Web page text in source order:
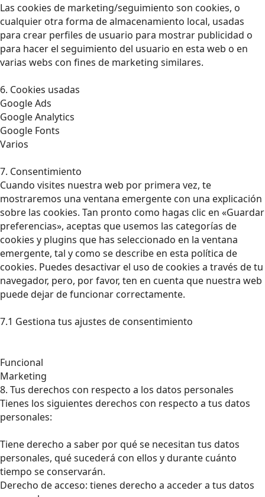
Las cookies de marketing/seguimiento son cookies, o
cualquier otra forma de almacenamiento local, usadas
para crear perfiles de usuario para mostrar publicidad o
para hacer el seguimiento del usuario en esta web o en
varias webs con fines de marketing similares.
6. Cookies usadas
Google Ads
Google Analytics
Google Fonts
Varios
7. Consentimiento
Cuando visites nuestra web por primera vez, te
mostraremos una ventana emergente con una explicación
sobre las cookies. Tan pronto como hagas clic en «Guardar
preferencias», aceptas que usemos las categorías de
cookies y plugins que has seleccionado en la ventana
emergente, tal y como se describe en esta política de
cookies. Puedes desactivar el uso de cookies a través de tu
navegador, pero, por favor, ten en cuenta que nuestra web
puede dejar de funcionar correctamente.
7.1 Gestiona tus ajustes de consentimiento
Funcional
Marketing
8. Tus derechos con respecto a los datos personales
Tienes los siguientes derechos con respecto a tus datos
personales:
Tiene derecho a saber por qué se necesitan tus datos
personales, qué sucederá con ellos y durante cuánto
tiempo se conservarán.
Derecho de acceso: tienes derecho a acceder a tus datos